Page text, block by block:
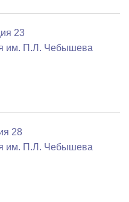
23
им. П.Л. Чебышева
28
им. П.Л. Чебышева